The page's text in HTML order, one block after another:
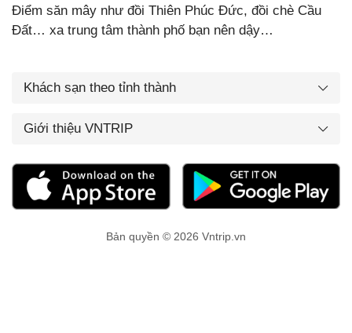
Điểm săn mây như đồi Thiên Phúc Đức, đồi chè Cầu
Đất… xa trung tâm thành phố bạn nên dậy…
Khách sạn theo tỉnh thành
Giới thiệu VNTRIP
Bản quyền © 2026 Vntrip.vn